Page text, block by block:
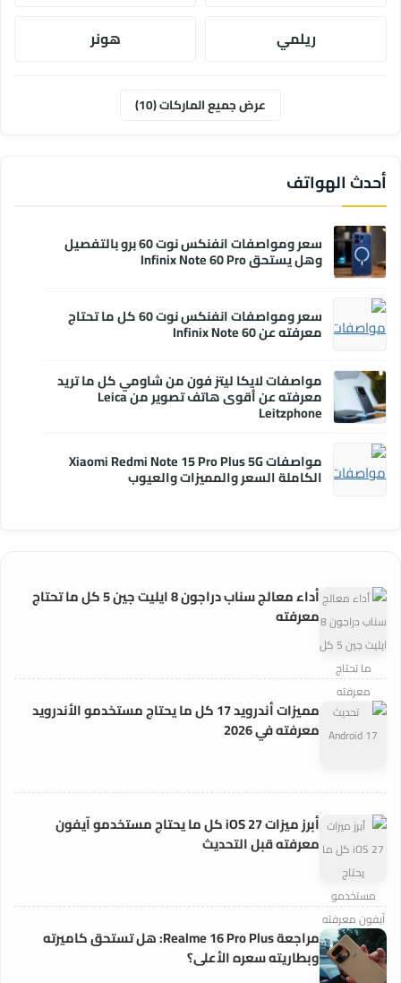
ريلمي
هونر
عرض جميع الماركات (10)
أحدث الهواتف
سعر ومواصفات انفنكس نوت 60 برو بالتفصيل
وهل يستحق Infinix Note 60 Pro
سعر ومواصفات انفنكس نوت 60 كل ما تحتاج
معرفته عن Infinix Note 60
مواصفات لايكا ليتز فون من شاومي كل ما تريد
معرفته عن أقوى هاتف تصوير من Leica
Leitzphone
مواصفات Xiaomi Redmi Note 15 Pro Plus 5G
الكاملة السعر والمميزات والعيوب
أداء معالج سناب دراجون 8 ايليت جين 5 كل ما تحتاج
معرفته
مميزات أندرويد 17 كل ما يحتاج مستخدمو الأندرويد
معرفته في 2026
أبرز ميزات iOS 27 كل ما يحتاج مستخدمو آيفون
معرفته قبل التحديث
مراجعة Realme 16 Pro Plus: هل تستحق كاميرته
وبطاريته سعره الأعلى؟